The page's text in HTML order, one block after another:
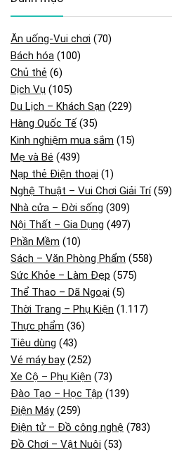
Ăn uống-Vui chơi (70)
Bách hóa (100)
Chủ thẻ (6)
Dịch Vụ (105)
Du Lịch – Khách Sạn (229)
Hàng Quốc Tế (35)
Kinh nghiệm mua sắm (15)
Mẹ và Bé (439)
Nạp thẻ Điện thoại (1)
Nghệ Thuật – Vui Chơi Giải Trí(59)
Nhà cửa – Đời sống (309)
Nội Thất – Gia Dụng (497)
Phần Mềm (10)
Sách – Văn Phòng Phẩm (558)
Sức Khỏe – Làm Đẹp (575)
Thể Thao – Dã Ngoại (5)
Thời Trang – Phụ Kiện (1.117)
Thực phẩm (36)
Tiêu dùng (43)
Vé máy bay(252)
Xe Cộ – Phụ Kiện (73)
Đào Tạo – Học Tập (139)
Điện Máy(259)
Điện tử – Đồ công nghệ (783)
Đồ Chơi – Vật Nuôi (53)